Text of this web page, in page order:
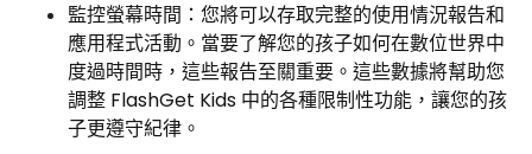
監控螢幕時間：您將可以存取完整的使用情況報告和
應用程式活動。當要了解您的孩子如何在數位世界中
度過時間時，這些報告至關重要。這些數據將幫助您
調整 FlashGet Kids 中的各種限制性功能，讓您的孩
子更遵守紀律。